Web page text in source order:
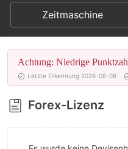
3
4
5
6
7
7
8
9
Zeitmaschine
Achtung: Niedrige
Letzte Erkennung 2026-08-08
Forex-Lizenz